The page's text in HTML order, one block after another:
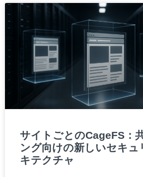
サイトごとのCageFS：
ング向けの新しいセキュ
キテクチャ